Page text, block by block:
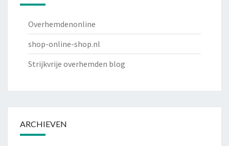
Overhemdenonline
shop-online-shop.nl
Strijkvrije overhemden blog
ARCHIEVEN